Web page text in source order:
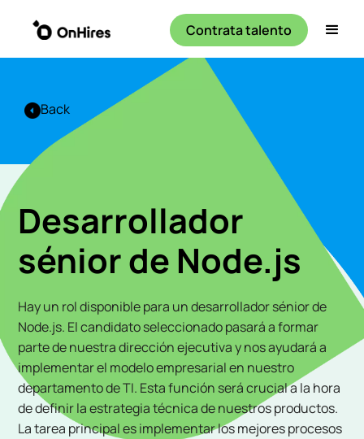
Contrata talento
Back
Desarrollador
sénior de Node.js
Hay un rol disponible para un desarrollador sénior de
Node.js. El candidato seleccionado pasará a formar
parte de nuestra dirección ejecutiva y nos ayudará a
implementar el modelo empresarial en nuestro
departamento de TI. Esta función será crucial a la hora
de definir la estrategia técnica de nuestros productos.
La tarea principal es implementar los mejores procesos